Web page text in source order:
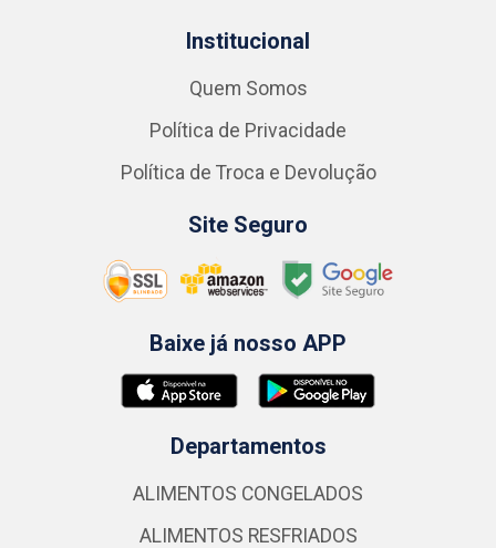
Institucional
Quem Somos
Política de Privacidade
Política de Troca e Devolução
Site Seguro
Baixe já nosso APP
Departamentos
ALIMENTOS CONGELADOS
ALIMENTOS RESFRIADOS